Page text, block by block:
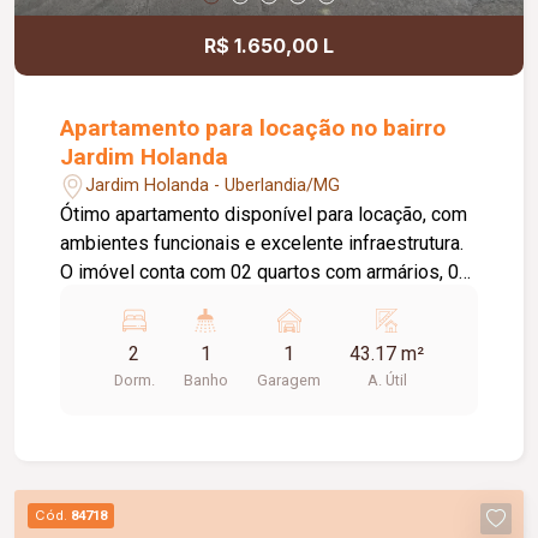
R$ 1.650,00 L
Apartamento para locação no bairro
Jardim Holanda
Jardim Holanda - Uberlandia/MG
Ótimo apartamento disponível para locação, com
ambientes funcionais e excelente infraestrutura.
O imóvel conta com 02 quartos com armários, 01
e depurador (sugar), 01 área de serviço, 01
banheiro social com box em vidro e armário,
elevador e 01 vaga de garagem. O condomínio
2
Dorm.
1
Banho
1
Garagem
43.17 m²
A. Útil
Cód. 84718